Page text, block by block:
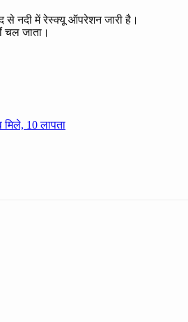
से नदी में रेस्क्यू ऑपरेशन जारी है।
चल जाता।
मिले, 10 लापता